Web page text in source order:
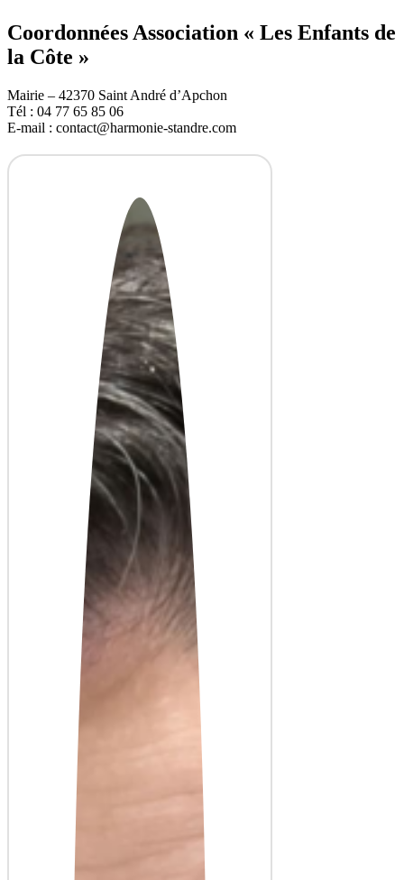
Coordonnées Association « Les Enfants de
la Côte »
Mairie – 42370 Saint André d’Apchon
Tél : 04 77 65 85 06
E-mail : contact@harmonie-standre.com